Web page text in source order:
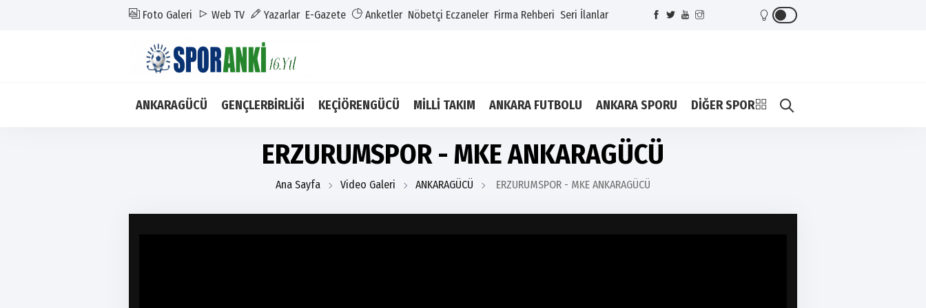
Foto Galeri Web TV Yazarlar E-Gazete Anketler Nöbetçi Eczaneler Firma Rehberi Seri İlanlar
ANKARAGÜCÜ GENÇLERBİRLİĞİ KEÇİÖRENGÜCÜ MİLLİ TAKIM ANKARA FUTBOLU ANKARA SPORU DİĞER SPOR
ERZURUMSPOR - MKE ANKARAGÜCÜ
Ana Sayfa Video Galeri ANKARAGÜCÜ ERZURUMSPOR - MKE ANKARAGÜCÜ